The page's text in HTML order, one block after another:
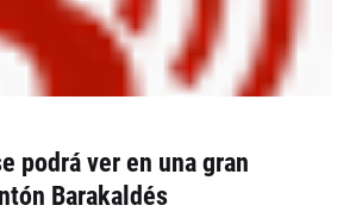
podrá ver en una gran
Barakaldés